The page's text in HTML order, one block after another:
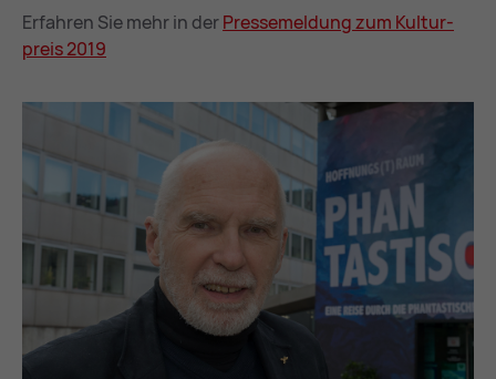
Erfahren Sie mehr in derPres­se­mel­dung zum Kul­tur­
preis 2019